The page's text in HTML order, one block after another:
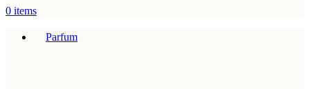
0 items
Parfum